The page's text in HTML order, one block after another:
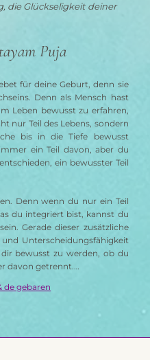
die Glückseligkeit deiner
Puja
für deine Geburt, denn sie
Denn als Mensch hast
Leben bewusst zu erfahren,
nur Teil des Lebens, sondern
bis in die Tiefe bewusst
ein Teil davon, aber du
ein bewusster Teil
Denn wenn du nur ein Teil
du integriert bist, kannst du
Gerade dieser zusätzliche
Unterscheidungsfähigkeit
bewusst zu werden, ob du
davon getrennt.…
de gebaren